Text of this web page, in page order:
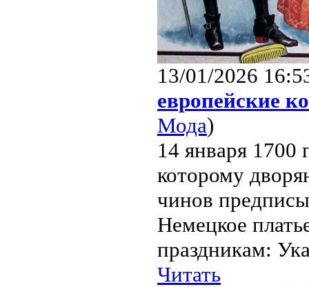
13/01/2026
европейские
Мода)
14 января 1700
которому
чинов
Немецкое
праздникам:
Читать